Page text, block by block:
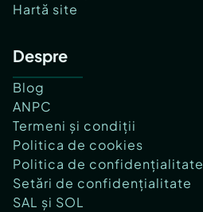
Hartă site
Despre
Blog
ANPC
Termeni și condiții
Politica de cookies
Politica de confidențialitate
Setări de confidențialitate
SAL și SOL